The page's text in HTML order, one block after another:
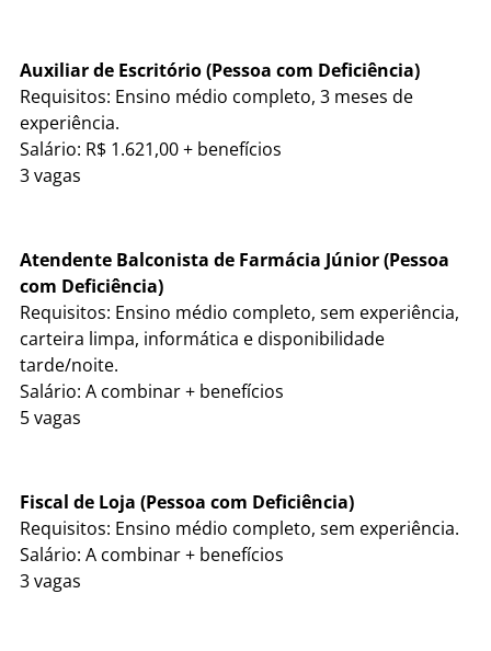
Auxiliar de Escritório (Pessoa com Deficiência)
Requisitos: Ensino médio completo, 3 meses de
experiência.
Salário: R$ 1.621,00 + benefícios
3 vagas
Atendente Balconista de Farmácia Júnior (Pessoa
com Deficiência)
Requisitos: Ensino médio completo, sem experiência,
carteira limpa, informática e disponibilidade
tarde/noite.
Salário: A combinar + benefícios
5 vagas
Fiscal de Loja (Pessoa com Deficiência)
Requisitos: Ensino médio completo, sem experiência.
Salário: A combinar + benefícios
3 vagas